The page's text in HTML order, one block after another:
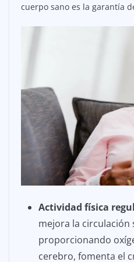
cuerpo sano es la garantía
Actividad física
mejora la circulación
proporcionando
cerebro, fomenta el